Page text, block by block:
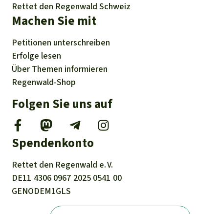
Rettet den Regenwald Schweiz
Machen Sie mit
Petitionen unterschreiben
Erfolge lesen
Über Themen informieren
Regenwald-Shop
Folgen Sie uns auf
Spendenkonto
Rettet den Regenwald e. V.
DE11 4306 0967 2025 0541 00
GENODEM1GLS